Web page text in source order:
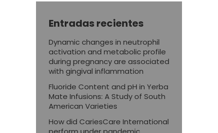
Entradas recientes
Dynamic changes in neutrophil
activation and metabolic profile
during pregnancy are associated
with gingival inflammation
Fluoride Content and pH in Yerba
Mate Infusions: A Study of South
American Varieties
How did CariesCare International